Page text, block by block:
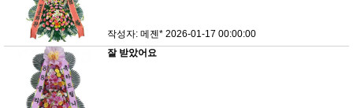
작성자: 메젠* 2026-01-17 00:00:00
잘 받았어요